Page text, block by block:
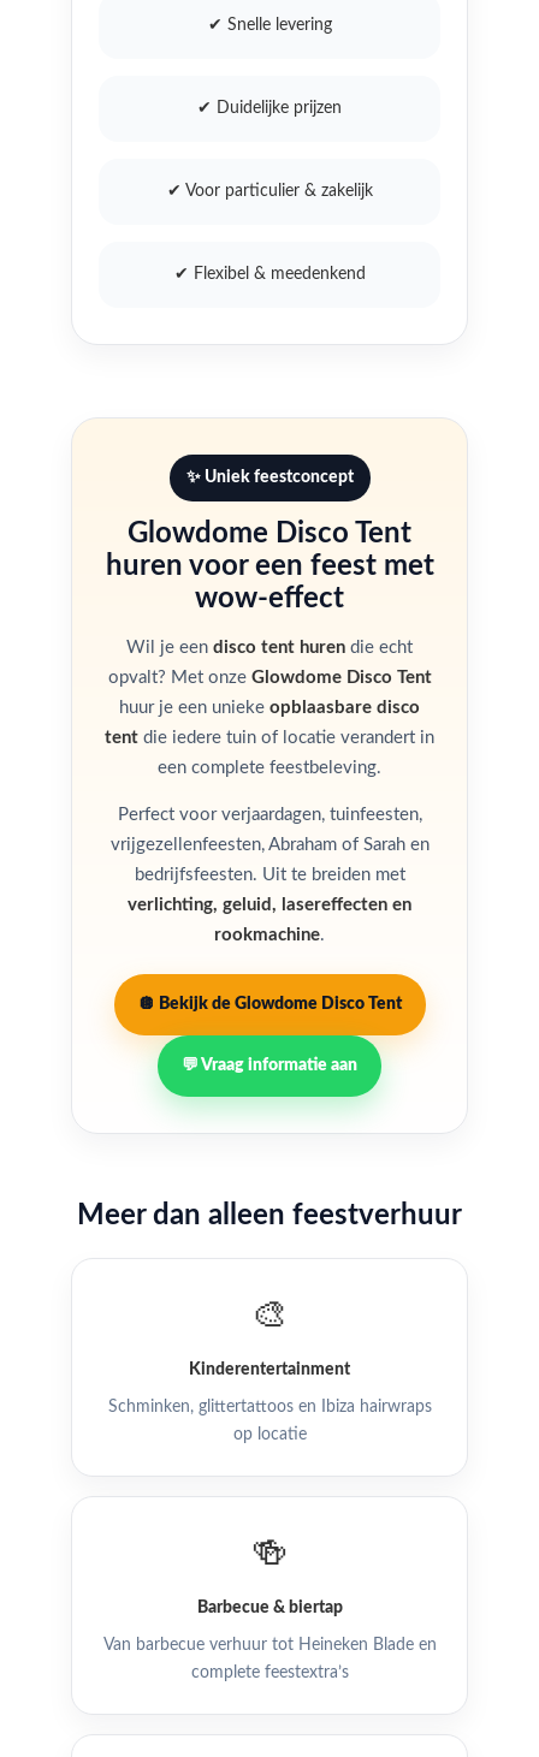
✔ Snelle levering
✔ Duidelijke prijzen
✔ Voor particulier & zakelijk
✔ Flexibel & meedenkend
✨ Uniek feestconcept
Glowdome Disco Tent
huren voor een feest met
wow-effect
Wil je een disco tent huren die echt
opvalt? Met onze Glowdome Disco Tent
huur je een unieke opblaasbare disco
tent die iedere tuin of locatie verandert in
een complete feestbeleving.
Perfect voor verjaardagen, tuinfeesten,
vrijgezellenfeesten, Abraham of Sarah en
bedrijfsfeesten. Uit te breiden met
verlichting, geluid, lasereffecten en
rookmachine.
🪩 Bekijk de Glowdome Disco Tent
💬 Vraag informatie aan
Meer dan alleen feestverhuur
🎨
Kinderentertainment
Schminken, glittertattoos en Ibiza hairwraps
op locatie
🍻
Barbecue & biertap
Van barbecue verhuur tot Heineken Blade en
complete feestextra’s